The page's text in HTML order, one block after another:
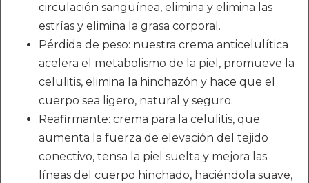
circulación sanguínea, elimina y elimina las
estrías y elimina la grasa corporal.
Pérdida de peso: nuestra crema anticelulítica
acelera el metabolismo de la piel, promueve la
celulitis, elimina la hinchazón y hace que el
cuerpo sea ligero, natural y seguro.
Reafirmante: crema para la celulitis, que
aumenta la fuerza de elevación del tejido
conectivo, tensa la piel suelta y mejora las
líneas del cuerpo hinchado, haciéndola suave,